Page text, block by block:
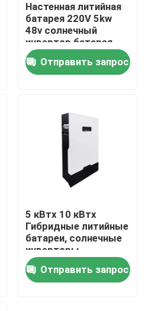
Настенная литийная
батарея 220V 5kw
48v солнечный
инвертор батарея
Отправить запрос
5 кВтх 10 кВтх
Гибридные литийные
батареи, солнечные
инверторы
Отправить запрос